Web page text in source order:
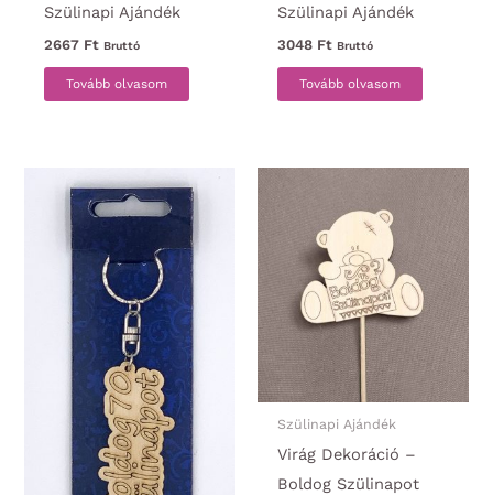
Szülinapi Ajándék
2667 Ft Bruttó
Tovább olvasom
Szülinapi Ajándék
3048 Ft Bruttó
Tovább olvasom
Szülinapi Ajándék
Virág Dekoráció –
Boldog Szülinapot